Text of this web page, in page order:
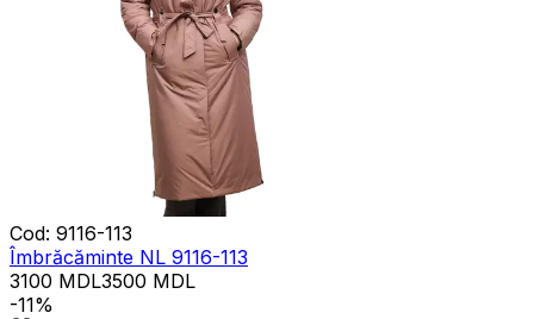
Cod: 9116-113
Îmbrăcăminte NL 9116-113
3100 MDL3500 MDL
-11%